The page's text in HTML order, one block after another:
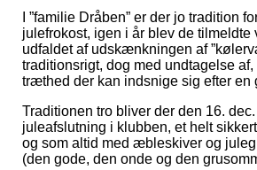
I ”familie Dråben” er der jo tradition
julefrokost, igen i år blev de tilmeldte
udfaldet af udskænkningen af
traditionsrigt, dog med undtagelse
træthed der kan indsnige sig efter en
Traditionen tro bliver der den 16.
juleafslutning i klubben, et helt
og som altid med æbleskiver og
(den gode, den onde og den